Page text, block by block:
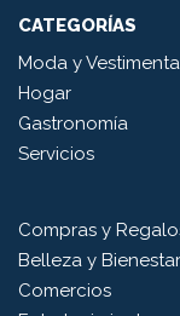
CATEGORÍAS
Moda y Vestimenta
Hogar
Gastronomía
Servicios
Compras y
Belleza y Bienestar
Comercios